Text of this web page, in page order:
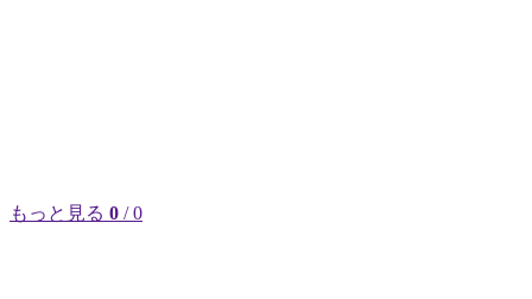
もっと見る 0 / 0